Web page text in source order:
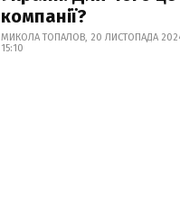
компанії?
МИКОЛА ТОПАЛОВ, 20 ЛИСТОПАДА
15:10